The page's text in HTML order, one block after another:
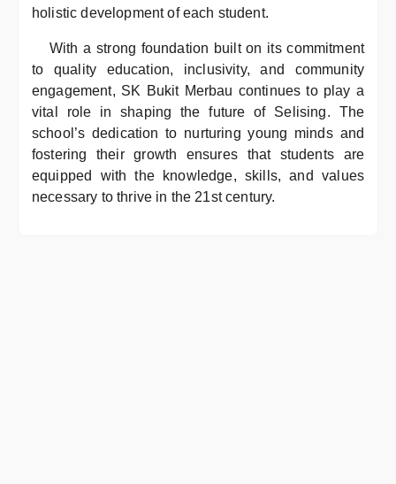
holistic development of each student.
With a strong foundation built on its commitment
to quality education, inclusivity, and community
engagement, SK Bukit Merbau continues to play a
vital role in shaping the future of Selising. The
school’s dedication to nurturing young minds and
fostering their growth ensures that students are
equipped with the knowledge, skills, and values
necessary to thrive in the 21st century.